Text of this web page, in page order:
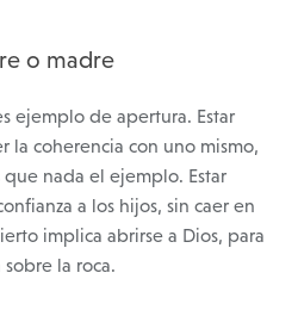
o madre
ejemplo de apertura. Estar
la coherencia con uno mismo,
nada el ejemplo. Estar
a los hijos, sin caer en
implica abrirse a Dios, para
la roca.